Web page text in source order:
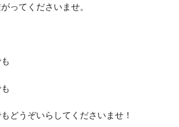
ってくださいませ。
どうぞいらしてくださいませ！